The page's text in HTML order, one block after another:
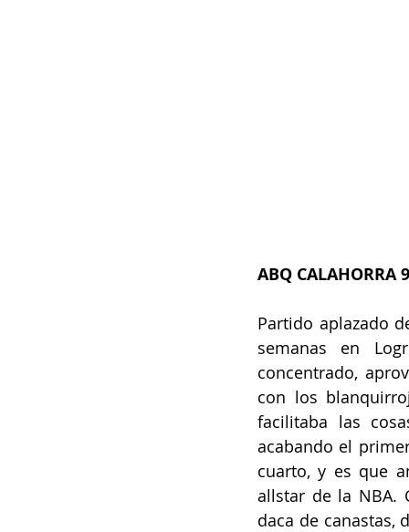
ABQ CALAHORRA
Partido aplazado
semanas en
concentrado,
con los
facilitaba las
acabando el
cuarto, y es que
allstar de la NBA.
daca de canastas,